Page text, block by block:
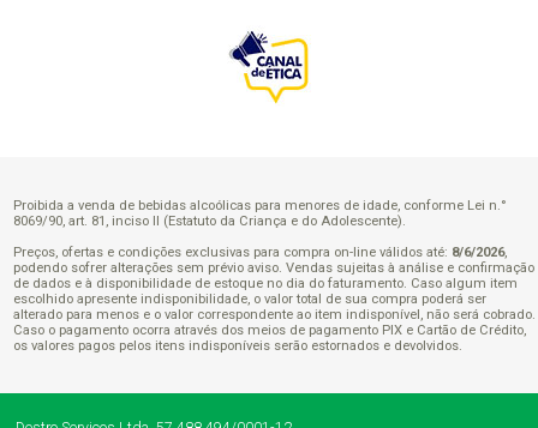
Proibida a venda de bebidas alcoólicas para menores de idade, conforme Lei n.°
8069/90, art. 81, inciso II (Estatuto da Criança e do Adolescente).
Preços, ofertas e condições exclusivas para compra on-line válidos até: 8/6/2026,
podendo sofrer alterações sem prévio aviso. Vendas sujeitas à análise e confirmação
de dados e à disponibilidade de estoque no dia do faturamento. Caso algum item
escolhido apresente indisponibilidade, o valor total de sua compra poderá ser
alterado para menos e o valor correspondente ao item indisponível, não será cobrado.
Caso o pagamento ocorra através dos meios de pagamento PIX e Cartão de Crédito,
os valores pagos pelos itens indisponíveis serão estornados e devolvidos.